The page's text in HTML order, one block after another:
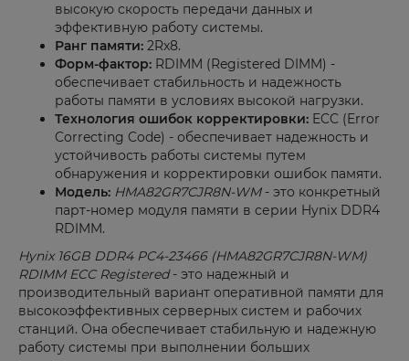
высокую скорость передачи данных и
эффективную работу системы.
Ранг памяти: 2Rx8.
Форм-фактор: RDIMM (Registered DIMM) -
обеспечивает стабильность и надежность
работы памяти в условиях высокой нагрузки.
Технология ошибок корректировки: ECC (Error
Correcting Code) - обеспечивает надежность и
устойчивость работы системы путем
обнаружения и корректировки ошибок памяти.
Модель: HMA82GR7CJR8N-WM- это конкретный
парт-номер модуля памяти в серии Hynix DDR4
RDIMM.
Hynix 16GB DDR4 PC4-23466 (HMA82GR7CJR8N-WM)
RDIMM ECC Registered- это надежный и
производительный вариант оперативной памяти для
высокоэффективных серверных систем и рабочих
станций. Она обеспечивает стабильную и надежную
работу системы при выполнении больших